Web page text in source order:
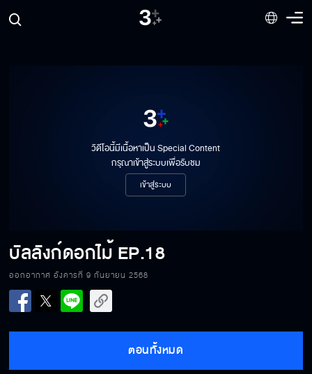
วิดีโอนี้มีเนื้อหาเป็น Special Content
กรุณาเข้าสู่ระบบเพื่อรับชม
เข้าสู่ระบบ
บัลลังก์ดอกไม้ EP.18
ออกอากาศ อังคารที่ 9 กันยายน 2568
ตอนทั้งหมด